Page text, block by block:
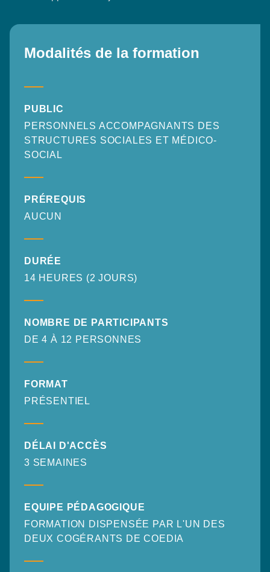
Modalités de la formation
PUBLIC
PERSONNELS ACCOMPAGNANTS DES
STRUCTURES SOCIALES ET MÉDICO-
SOCIAL
PRÉREQUIS
AUCUN
DURÉE
14 HEURES (2 JOURS)
NOMBRE DE PARTICIPANTS
DE 4 À 12 PERSONNES
FORMAT
PRÉSENTIEL
DÉLAI D'ACCÈS
3 SEMAINES
EQUIPE PÉDAGOGIQUE
FORMATION DISPENSÉE PAR L'UN DES
DEUX COGÉRANTS DE COEDIA